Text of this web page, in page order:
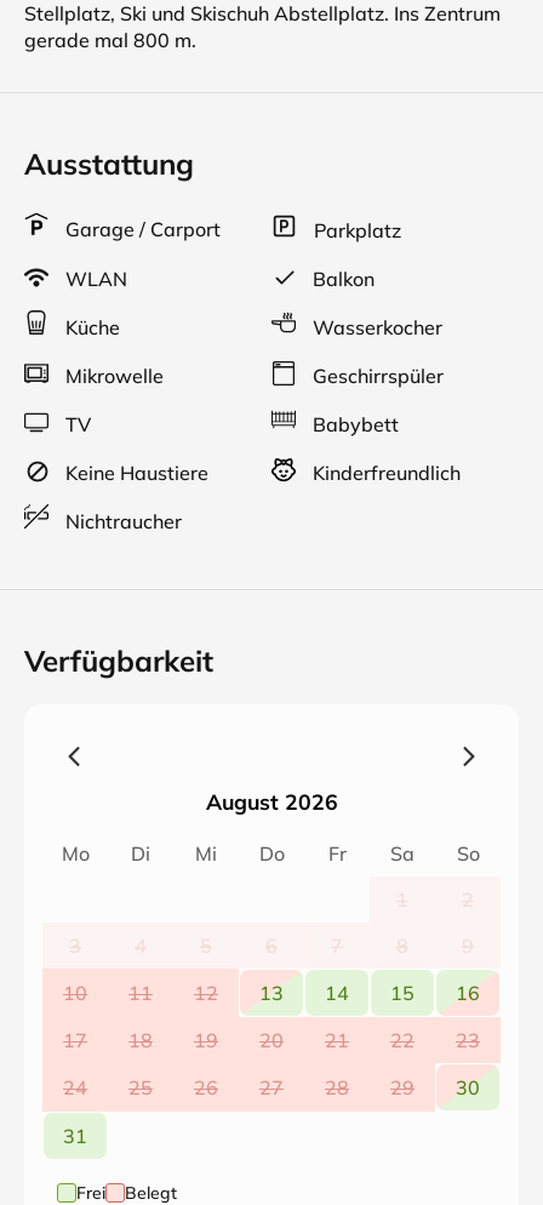
Stellplatz, Ski und Skischuh Abstellplatz. Ins Zentrum
gerade mal 800 m.
Ausstattung
Garage / Carport
Parkplatz
WLAN
Balkon
Küche
Wasserkocher
Mikrowelle
Geschirrspüler
TV
Babybett
Keine Haustiere
Kinderfreundlich
Nichtraucher
Verfügbarkeit
August 2026
Mo Di Mi Do Fr Sa
So
1
2
3
4 5 6 7 8
9
10
11 12 13 14 15
16
17
18 19 20 21 22
23
24
25 26 27 28 29
30
31
Frei Belegt